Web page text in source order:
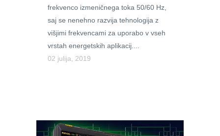
frekvenco izmeničnega toka 50/60 Hz,
saj se nenehno razvija tehnologija z
višjimi frekvencami za uporabo v vseh
vrstah energetskih aplikacij....
02 julija, 2019